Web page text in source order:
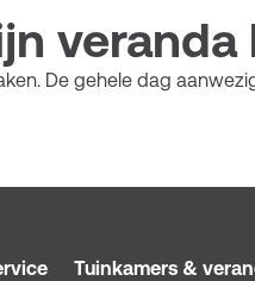
veranda
De gehele dag
Tuinkamers &